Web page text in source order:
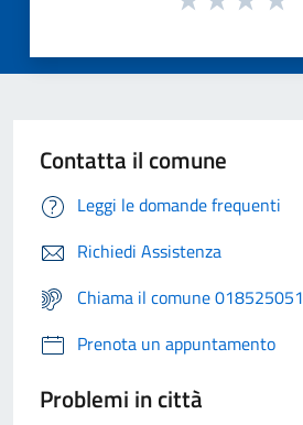
Contatta il comune
Leggi le domande frequenti
Richiedi Assistenza
Chiama il comune 018525051
Prenota un appuntamento
Problemi in città